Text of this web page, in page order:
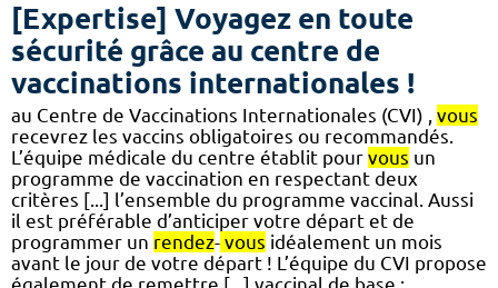
[Expertise] Voyagez en toute
sécurité grâce au centre de
vaccinations internationales !
au Centre de Vaccinations Internationales (CVI) , vous
recevrez les vaccins obligatoires ou recommandés.
L’équipe médicale du centre établit pour vous un
programme de vaccination en respectant deux
critères [...] l’ensemble du programme vaccinal. Aussi
il est préférable d’anticiper votre départ et de
programmer un rendez- vous idéalement un mois
avant le jour de votre départ ! L’équipe du CVI propose